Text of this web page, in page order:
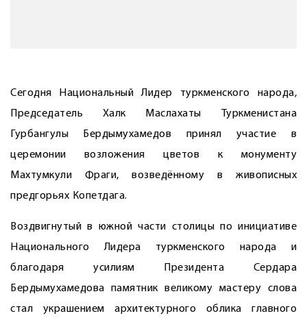
Сегодня Национальный Лидер туркменского народа,
Председатель Халк Маслахаты Туркменистана
Гурбангулы Бердымухамедов принял участие в
церемонии возложения цветов к монументу
Махтумкули Фраги, возведённому в живописных
предгорьях Копетдага.
Воздвигнутый в южной части столицы по инициативе
Национального Лидера туркменского народа и
благодаря усилиям Президента Сердара
Бердымухамедова памятник великому мастеру слова
стал украшением архитектурного облика главного